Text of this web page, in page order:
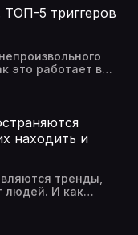
ВК:
ТОП-5 триггеров
это работает в
книг для
Также при
ВК:
Дзен:
находить и
тренды,
людей. И как
выпуска список